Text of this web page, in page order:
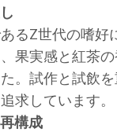
るZ世代の嗜好
果実感と紅茶
。試作と試飲
求しています。
構成